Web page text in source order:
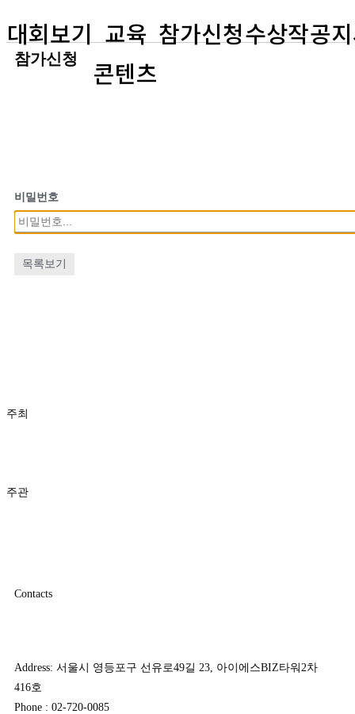
대회보기 교육
콘텐츠
참가신청수상작공
참가신청
비밀번호
목록보기
주최
주관
Contacts
Address: 서울시 영등포구 선유로49길 23, 아이에스BIZ타워2차
416호
Phone : 02-720-0085